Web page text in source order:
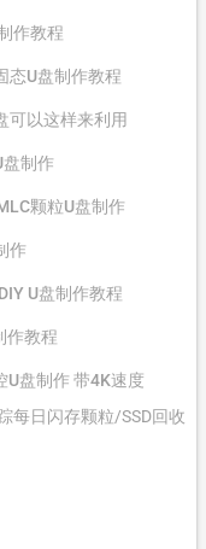
作教程
态U盘制作教程
可以这样来利用
盘制作
颗粒U盘制作
作
U盘制作教程
作教程
U盘制作 带4K速度
每日闪存颗粒/SSD回收